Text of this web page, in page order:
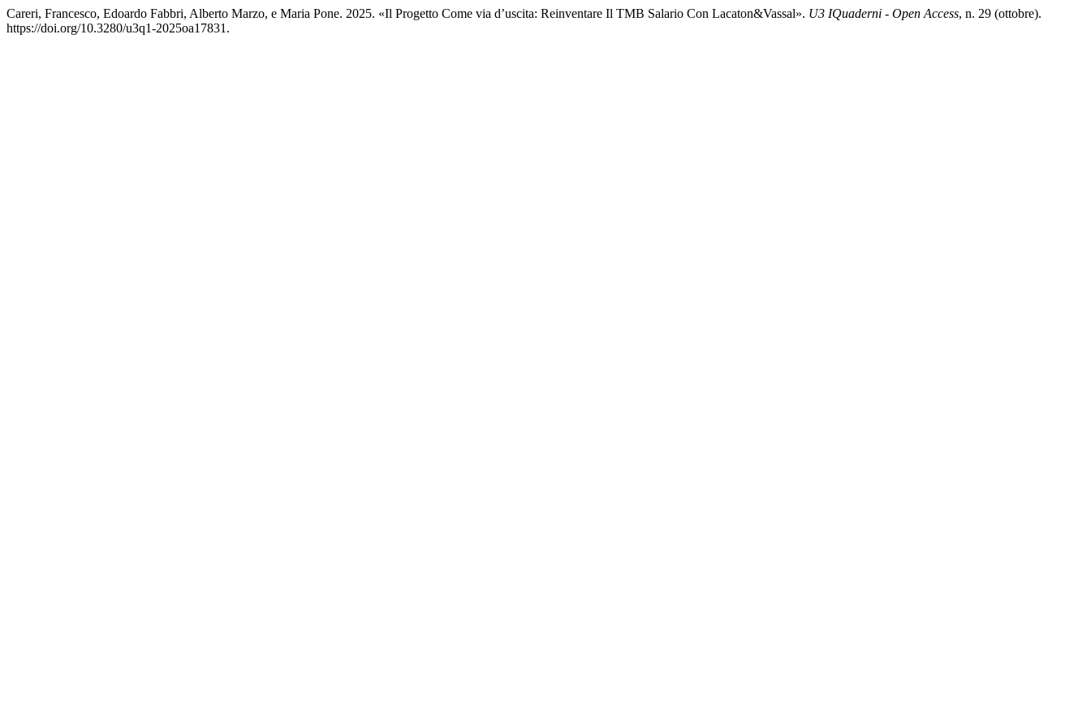
Careri, Francesco, Edoardo Fabbri, Alberto Marzo, e Maria Pone. 2025. «Il Progetto Come via d’uscita: Reinventare Il TMB Salario Con Lacaton&Vassal». U3 IQuaderni - Open Access, n. 29 (ottobre).
https://doi.org/10.3280/u3q1-2025oa17831.